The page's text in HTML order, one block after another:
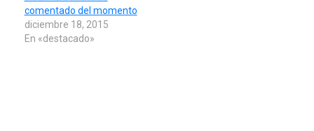
comentado del momento
diciembre 18, 2015
En «destacado»